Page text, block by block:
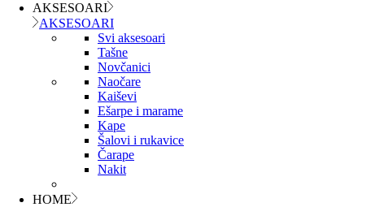
AKSESOARI
AKSESOARI
Svi aksesoari
Tašne
Novčanici
Naočare
Kaiševi
Ešarpe i marame
Kape
Šalovi i rukavice
Čarape
Nakit
HOME